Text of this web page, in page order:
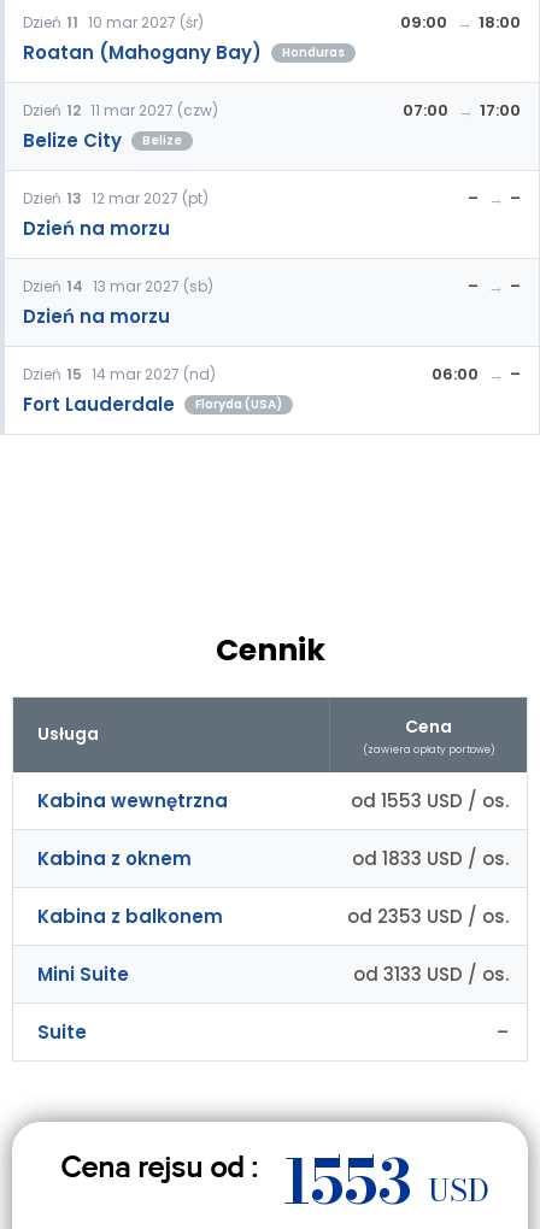
Dzień 11 10 mar 2027 (śr)
Roatan (Mahogany Bay) Honduras
09:00 18:00
Dzień 12 11 mar 2027 (czw)
Belize City Belize
07:00 17:00
Dzień 13 12 mar 2027 (pt)
Dzień na morzu
– –
Dzień 14 13 mar 2027 (sb)
Dzień na morzu
– –
Dzień 15 14 mar 2027 (nd)
Fort Lauderdale Floryda (USA)
06:00 –
Cennik
Usługa Cena
(zawiera opłaty portowe)
Kabina wewnętrzna od 1553 USD / os.
Kabina z oknem od 1833 USD / os.
Kabina z balkonem od 2353 USD / os.
Mini Suite od 3133 USD / os.
Suite –
Cena rejsu od : 1553 USD